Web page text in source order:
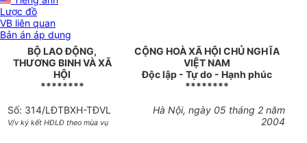
Lược đồ
VB liên quan
Bản án áp dụng
BỘ LAO ĐỘNG,
THƯƠNG BINH VÀ XÃ
HỘI
********
CỘNG HOÀ XÃ HỘI CHỦ NGHĨA
VIỆT NAM
Độc lập - Tự do - Hạnh phúc
********
Số: 314/LĐTBXH-TĐVL
V/v ký kết HĐLĐ theo mùa vụ
Hà Nội, ngày 05 tháng 2 năm
2004